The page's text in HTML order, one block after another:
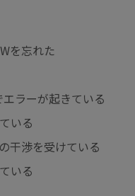
を忘れた
ラーが起きている
いる
干渉を受けている
いる